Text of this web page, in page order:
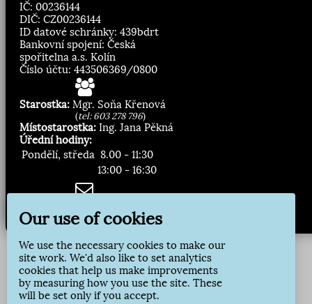
IČ: 00236144
DIČ: CZ00236144
ID datové schránky: 439bdrt
Bankovní spojení: Česká
spořitelna a.s. Kolín
Číslo účtu: 443506369/0800
Starostka: Mgr. Soňa Křenová
(tel: 603 278 796)
Místostarostka: Ing. Jana Pěkná
Úřední hodiny:
Pondělí, středa 8.00 - 11:30
13:00 - 16:30
Přihlásit odběr
Our use of cookies
We use the necessary cookies to make our
site work. We'd also like to set analytics
cookies that help us make improvements
by measuring how you use the site. These
will be set only if you accept.